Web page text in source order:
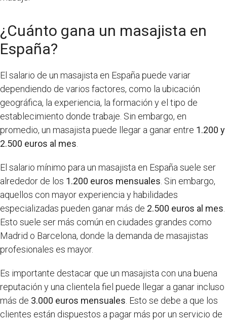
¿Cuánto gana un masajista en
España?
El salario de un masajista en España puede variar
dependiendo de varios factores, como la ubicación
geográfica, la experiencia, la formación y el tipo de
establecimiento donde trabaje. Sin embargo, en
promedio, un masajista puede llegar a ganar entre 1.200 y
2.500 euros al mes
El salario mínimo para un masajista en España suele ser
alrededor de los 1.200 euros mensuales . Sin embargo,
aquellos con mayor experiencia y habilidades
especializadas pueden ganar más de 2.500 euros al mes
Esto suele ser más común en ciudades grandes como
Madrid o Barcelona, donde la demanda de masajistas
profesionales es mayor.
Es importante destacar que un masajista con una buena
reputación y una clientela fiel puede llegar a ganar incluso
más de 3.000 euros mensuales . Esto se debe a que los
clientes están dispuestos a pagar más por un servicio de